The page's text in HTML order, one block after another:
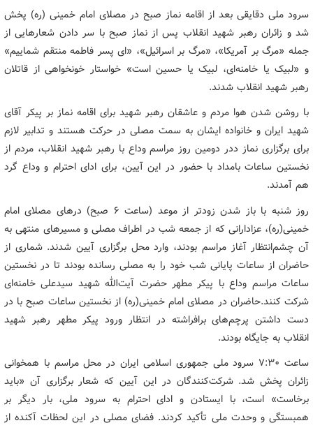
سرود ملی دقایقی بعد از اقامه نماز صبح در مصلای امام خمینی (ره) پخش
شد و زائران رهبر شهید انقلاب پس از نماز صبح با سر دادن شعارهایی از
جمله «مرگ بر آمریکا»، «مرگ بر اسرائیل»، «ای پسر فاطمه منتقم شماییم»
و «لبیک یا خامنه‌ای، لبیک یا حسین است» خواستار خونخواهی از قاتلان
رهبر شهید انقلاب شدند.
با روشن شدن هوا مردم و عاشقان رهبر شهید برای اقامه نماز بر پیکر آقای
شهید ایران و خانواده ایشان به سمت مصلی در حرکت هستند و تدابیر لازم
برای برگزاری نماز ددر دومین روز مراسم وداع با رهبر شهید انقلاب، مردم از
نخستین ساعات بامداد با حضور در این آیین، برای ادای احترام و وداع گرد
هم آمدند.
روز شنبه با باز شدن زودتر از موعد (ساعت ۶ صبح) درهای مصلای امام
خمینی(ره)، عزادارانی که از جمعه شب در اطراف مصلی و مسیرهای منتهی به
آن چشم‌انتظار آغاز مراسم بودند، وارد محل برگزاری آیین شدند. شماری از
حاضران از ساعات پایانی شب خود را به مصلی رسانده بودند تا در نخستین
ساعات مراسم وداع با پیکر مطهر حضرت آیت‌الله شهید سیدعلی خامنه‌ای
شرکت کنند.حاضران در مصلای امام خمینی(ره) از نخستین ساعات صبح با در
دست داشتن پرچم‌های برافراشته در انتظار ورود پیکر مطهر رهبر شهید
انقلاب به جایگاه بودند.
ساعت ۷:۳۰ سرود ملی جمهوری اسلامی ایران در محل مراسم با همخوانی
زائران پخش شد. شرکت‌کنندگان در این آیین که شعار برگزاری آن «باید
برخاست» است، با ایستادن و ادای احترام به سرود ملی، بار دیگر بر
همبستگی و وحدت ملی تأکید کردند. فضای مصلی در این لحظات آکنده از